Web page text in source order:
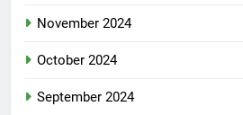
November 2024
October 2024
September 2024